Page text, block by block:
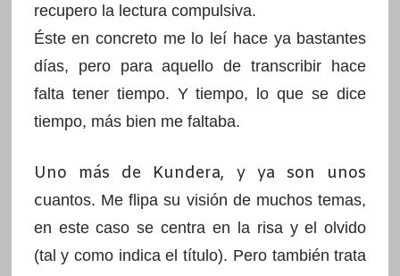
recupero la lectura compulsiva.
Éste en concreto me lo leí hace ya bastantes
días, pero para aquello de transcribir hace
falta tener tiempo. Y tiempo, lo que se dice
tiempo, más bien me faltaba.
Uno más de Kundera, y ya son unos
cuantos. Me flipa su visión de muchos temas,
en este caso se centra en la risa y el olvido
(tal y como indica el título). Pero también trata